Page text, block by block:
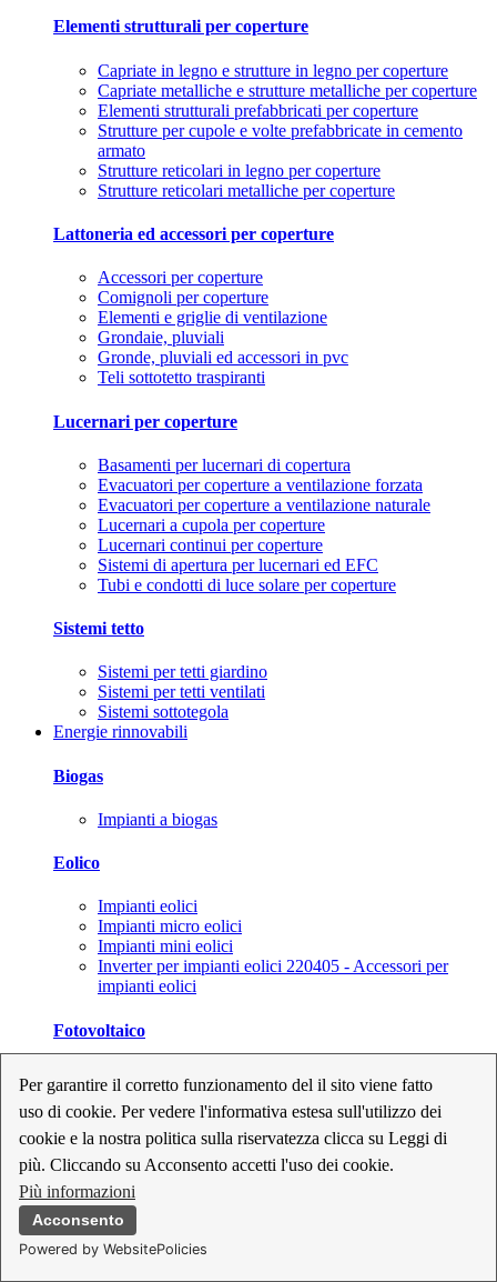
Per garantire il corretto funzionamento del il sito viene fatto
uso di cookie. Per vedere l'informativa estesa sull'utilizzo dei
cookie e la nostra politica sulla riservatezza clicca su Leggi di
più. Cliccando su Acconsento accetti l'uso dei cookie.
Più informazioni
Acconsento
Powered by WebsitePolicies
Elementi strutturali per coperture
Capriate in legno e strutture in legno per coperture
Capriate metalliche e strutture metalliche per coperture
Elementi strutturali prefabbricati per coperture
Strutture per cupole e volte prefabbricate in cemento
armato
Strutture reticolari in legno per coperture
Strutture reticolari metalliche per coperture
Lattoneria ed accessori per coperture
Accessori per coperture
Comignoli per coperture
Elementi e griglie di ventilazione
Grondaie, pluviali
Gronde, pluviali ed accessori in pvc
Teli sottotetto traspiranti
Lucernari per coperture
Basamenti per lucernari di copertura
Evacuatori per coperture a ventilazione forzata
Evacuatori per coperture a ventilazione naturale
Lucernari a cupola per coperture
Lucernari continui per coperture
Sistemi di apertura per lucernari ed EFC
Tubi e condotti di luce solare per coperture
Sistemi tetto
Sistemi per tetti giardino
Sistemi per tetti ventilati
Sistemi sottotegola
Energie rinnovabili
Biogas
Impianti a biogas
Eolico
Impianti eolici
Impianti micro eolici
Impianti mini eolici
Inverter per impianti eolici 220405 - Accessori per
impianti eolici
Fotovoltaico
Inverter per impianti fotovoltaici
Kit per impianti fotovoltaici
Moduli fotovoltaici
Sistemi di monitoraggio per impianti fotovoltaici
Strumenti di collaudo e configurazione per impianti
fotovoltaici
Supporti per impianti fotovoltaici
Geotermia